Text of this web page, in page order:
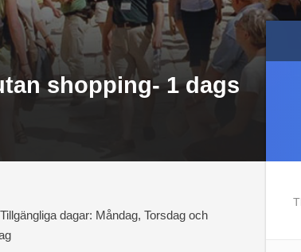
shopping- 1 dags
Tillgängliga dagar: Måndag, Torsdag och